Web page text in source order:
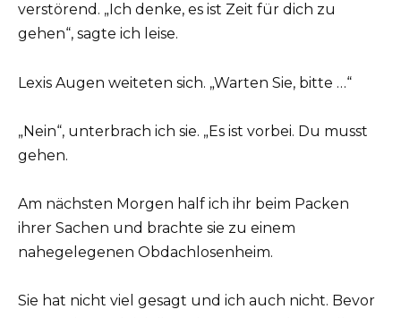
verstörend. „Ich denke, es ist Zeit für dich zu
gehen“, sagte ich leise.
Lexis Augen weiteten sich. „Warten Sie, bitte …“
„Nein“, unterbrach ich sie. „Es ist vorbei. Du musst
gehen.
Am nächsten Morgen half ich ihr beim Packen
ihrer Sachen und brachte sie zu einem
nahegelegenen Obdachlosenheim.
Sie hat nicht viel gesagt und ich auch nicht. Bevor